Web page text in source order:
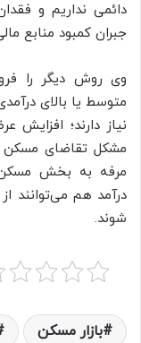
دائمی نداریم و
جبران کمبود منابع
وی روش دیگر را
متوسط یا بالای
نیاز دارند؛
مشکل تقاضای مسکن
مرفه به بخش
درآمد هم می‌توانند
شوند.
بازار مسکن